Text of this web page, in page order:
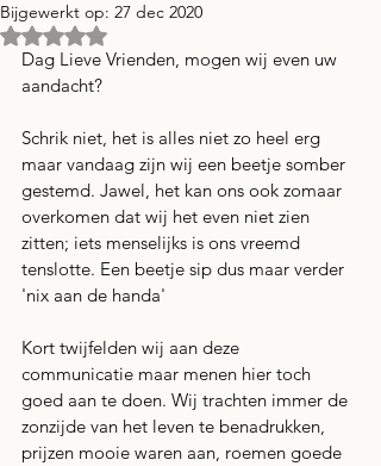
Bijgewerkt op: 27 dec 2020
Beoordeeld met NaN uit 5 sterren.
Dag Lieve Vrienden, mogen wij even uw
aandacht?
Schrik niet, het is alles niet zo heel erg
maar vandaag zijn wij een beetje somber
gestemd. Jawel, het kan ons ook zomaar
overkomen dat wij het even niet zien
zitten; iets menselijks is ons vreemd
tenslotte. Een beetje sip dus maar verder
'nix aan de handa'
Kort twijfelden wij aan deze
communicatie maar menen hier toch
goed aan te doen. Wij trachten immer de
zonzijde van het leven te benadrukken,
prijzen mooie waren aan, roemen goede